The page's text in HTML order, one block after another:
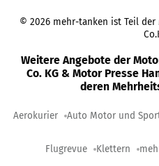
© 2026 mehr-tanken ist Teil der
Weitere Angebote der
Co. KG & Motor Presse
deren
Aerokurier Auto Motor und
Flugrevue Klettern